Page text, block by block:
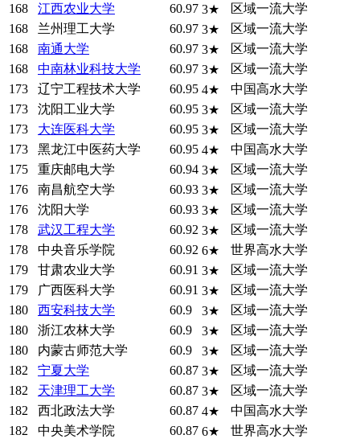
168
江西农业大学 60.97 3★
区域一流大学
168
兰州理工大学 60.97 3★
区域一流大学
168
南通大学 60.97 3★
区域一流大学
168
中南林业科技大学 60.97 3★
区域一流大学
173
辽宁工程技术大学 60.95 4★
中国高水大学
173
沈阳工业大学 60.95 3★
区域一流大学
173
大连医科大学 60.95 3★
区域一流大学
173
黑龙江中医药大学 60.95 4★
中国高水大学
175
重庆邮电大学 60.94 3★
区域一流大学
176
南昌航空大学 60.93 3★
区域一流大学
176
沈阳大学 60.93 3★
区域一流大学
178
武汉工程大学 60.92 3★
区域一流大学
178
中央音乐学院 60.92 6★
世界高水大学
179
甘肃农业大学 60.91 3★
区域一流大学
179
广西医科大学 60.91 3★
区域一流大学
180
西安科技大学 60.9 3★
区域一流大学
180
浙江农林大学 60.9 3★
区域一流大学
180
内蒙古师范大学 60.9 3★
区域一流大学
182
宁夏大学 60.87 3★
区域一流大学
182
天津理工大学 60.87 3★
区域一流大学
182
西北政法大学 60.87 4★
中国高水大学
182
中央美术学院 60.87 6★
世界高水大学